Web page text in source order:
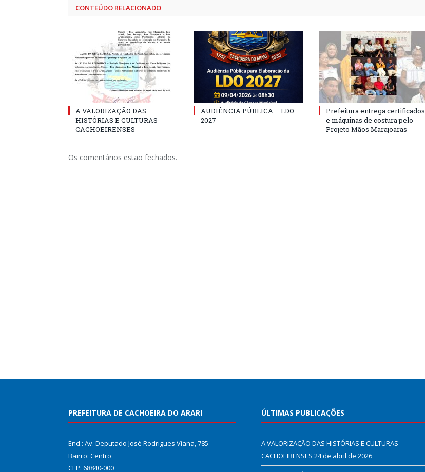
CONTEÚDO RELACIONADO
A VALORIZAÇÃO DAS
HISTÓRIAS E CULTURAS
CACHOEIRENSES
AUDIÊNCIA PÚBLICA – LDO
2027
Prefeitura entrega certificados
e máquinas de costura pelo
Projeto Mãos Marajoaras
Os comentários estão fechados.
PREFEITURA DE CACHOEIRA DO ARARI
End.: Av. Deputado José Rodrigues Viana, 785
Bairro: Centro
CEP: 68840-000
ÚLTIMAS PUBLICAÇÕES
A VALORIZAÇÃO DAS HISTÓRIAS E CULTURAS
CACHOEIRENSES 24 de abril de 2026